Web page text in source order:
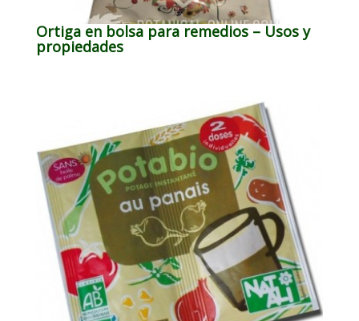
Ortiga en bolsa para remedios – Usos y
propiedades